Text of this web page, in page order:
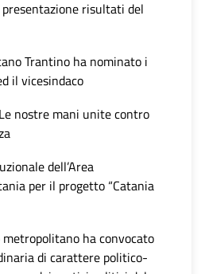
risultati del
Trantino ha nominato i
il vicesindaco
nostre mani unite contro
dell’Area
per il progetto “Catania
ha convocato
di carattere politico-